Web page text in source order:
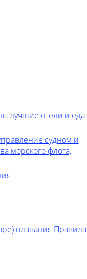
лучшие отели и еда
судном и
морского флота,
плавания Правила